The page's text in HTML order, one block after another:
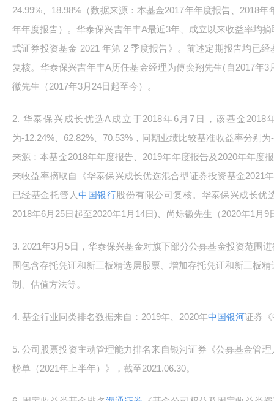
24.99%、18.98%（数据来源：本基金2017年年度报告、2018
年年度报告）。华泰保兴吉年丰A最近3年、成立以来收益率均
式证券投资基金 2021 年第 2 季度报告》。前述定期报告均已经
复核。华泰保兴吉年丰A历任基金经理为傅奕翔先生(自2017年3
徽先生（2017年3月24日起至今）。
2. 华泰保兴成长优选A成立于2018年6月7日，该基金2018
为-12.24%、62.82%、70.53%，同期业绩比较基准收益率分别
来源：本基金2018年年度报告、2019年年度报告及2020年年度
来收益率摘取自《华泰保兴成长优选混合型证券投资基金2021
已经基金托管人中国银行股份有限公司复核。华泰保兴成长优
2018年6月25日起至2020年1月14日)、尚烁徽先生（2020年1月9
3. 2021年3月5日，华泰保兴基金对旗下部分公募基金投资范围
围包含存托凭证和新三板精选层股票、增加存托凭证和新三板
制、估值方法等。
4. 基金行业同类排名数据来自：2019年、2020年中国银河证券
5. 公司股票投资主动管理能力排名来自银河证券《公募基金管
榜单（2021年上半年）》，截至2021.06.30。